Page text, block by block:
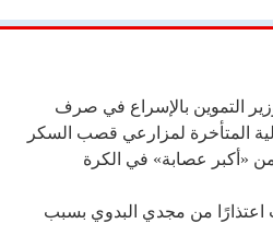
وزير التموين بالإسراع في صرف
المتأخرة لمزارعي قصب السكر
«أكبر عصابة» في الكرة
من مجدي البدوي بسبب